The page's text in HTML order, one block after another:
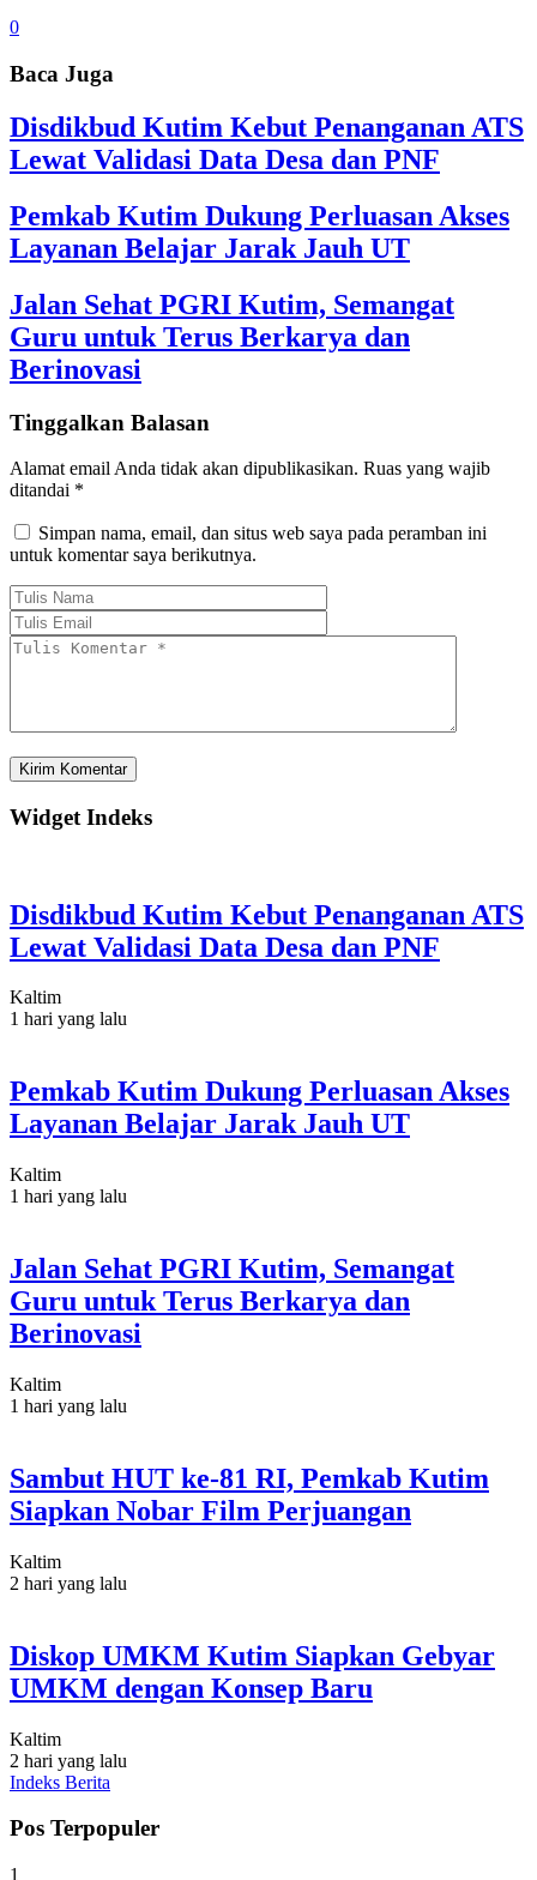
0
Baca Juga
Disdikbud Kutim Kebut Penanganan ATS
Lewat Validasi Data Desa dan PNF
Pemkab Kutim Dukung Perluasan Akses
Layanan Belajar Jarak Jauh UT
Jalan Sehat PGRI Kutim, Semangat
Guru untuk Terus Berkarya dan
Berinovasi
Tinggalkan Balasan
Alamat email Anda tidak akan dipublikasikan. Ruas yang wajib
ditandai *
Simpan nama, email, dan situs web saya pada peramban ini
untuk komentar saya berikutnya.
Widget Indeks
Disdikbud Kutim Kebut Penanganan ATS
Lewat Validasi Data Desa dan PNF
Kaltim
1 hari yang lalu
Pemkab Kutim Dukung Perluasan Akses
Layanan Belajar Jarak Jauh UT
Kaltim
1 hari yang lalu
Jalan Sehat PGRI Kutim, Semangat
Guru untuk Terus Berkarya dan
Berinovasi
Kaltim
1 hari yang lalu
Sambut HUT ke-81 RI, Pemkab Kutim
Siapkan Nobar Film Perjuangan
Kaltim
2 hari yang lalu
Diskop UMKM Kutim Siapkan Gebyar
UMKM dengan Konsep Baru
Kaltim
2 hari yang lalu
Indeks Berita
Pos Terpopuler
1